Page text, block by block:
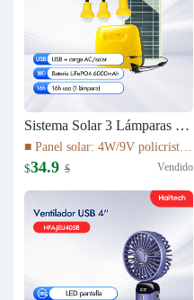
Sistema Solar 3 Lámparas LED PS-K037T3
■ Panel solar: 4W/9V policristalino con cable de 5 m ■ Batería: 16Wh LiFePO4 (3.2V/6000mAh) ■ Fuente de luz: 3 bombillas LED de 1W ■ Cable de luz: cable de 5 m con interruptor de encendido/apagado ■ Tiempo de carga: 5–6 h bajo luz solar suficiente
$34.9 $ Vendido